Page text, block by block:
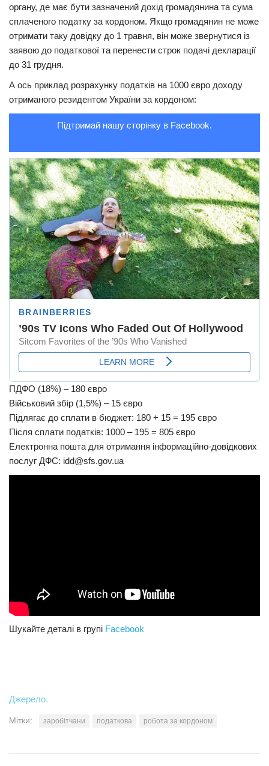
органу, де має бути зазначений дохід громадянина та сума
сплаченого податку за кордоном. Якщо громадянин не може
отримати таку довідку до 1 травня, він може звернутися із
заявою до податкової та перенести строк подачі декларації
до 31 грудня.
А ось приклад розрахунку податків на 1000 євро доходу
отриманого резидентом України за кордоном:
Підтримай нашу сторінку в Facebook.
ПДФО (18%) – 180 євро
Військовий збір (1,5%) – 15 євро
Підлягає до сплати в бюджет: 180 + 15 = 195 євро
Після сплати податків: 1000 – 195 = 805 євро
Електронна пошта для отримання інформаційно-довідкових
послуг ДФС: idd@sfs.gov.ua
Шукайте деталі в групі Facebook
Джерело.
Мітки: заробітчани податкова робота за кордоном